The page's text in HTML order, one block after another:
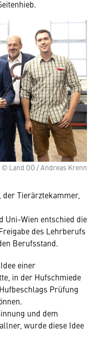
© Land OÖ / Andreas Krenn
der Tierärztekammer,
Uni-Wien entschied die
des Lehrberufs
Berufsstand.
einer
in der Hufschmiede
Prüfung
und dem
wurde diese Idee